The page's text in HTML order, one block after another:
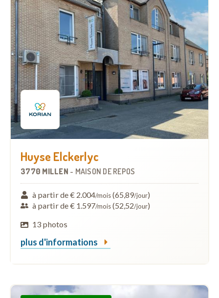
Huyse Elckerlyc
3770 MILLEN - MAISON DE REPOS
à partir de € 2.004/mois(65,89/jour)
à partir de € 1.597/mois(52,52/jour)
13 photos
plus d'informations